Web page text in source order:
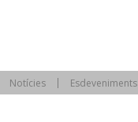
Notícies Esdeveniments